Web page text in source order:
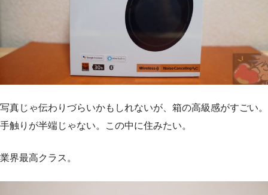
写真じゃ伝わりづらいかもしれないが、箱の高級感がすごい。
手触りが半端じゃない。この中に住みたい。
業界最高クラス。